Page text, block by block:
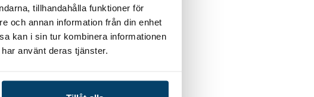
tillhandahålla funktioner för
och annan information från din enhet
kan i sin tur kombinera informationen
använt deras tjänster.